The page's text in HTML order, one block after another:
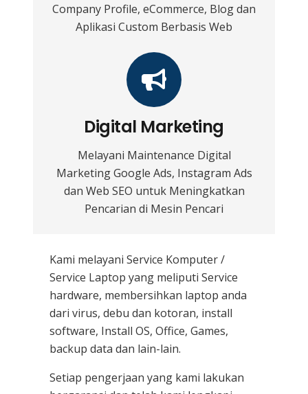
Company Profile, eCommerce, Blog dan
Aplikasi Custom Berbasis Web
Digital Marketing
Melayani Maintenance Digital
Marketing Google Ads, Instagram Ads
dan Web SEO untuk Meningkatkan
Pencarian di Mesin Pencari
Kami melayani Service Komputer /
Service Laptop yang meliputi Service
hardware, membersihkan laptop anda
dari virus, debu dan kotoran, install
software, Install OS, Office, Games,
backup data dan lain-lain.
Setiap pengerjaan yang kami lakukan